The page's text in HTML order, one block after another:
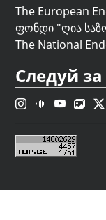
The European
ფონდი "ღია
The National
Следуй